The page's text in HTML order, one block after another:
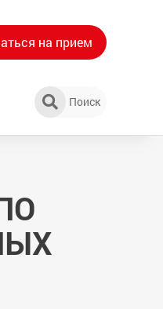
на прием
Поиск